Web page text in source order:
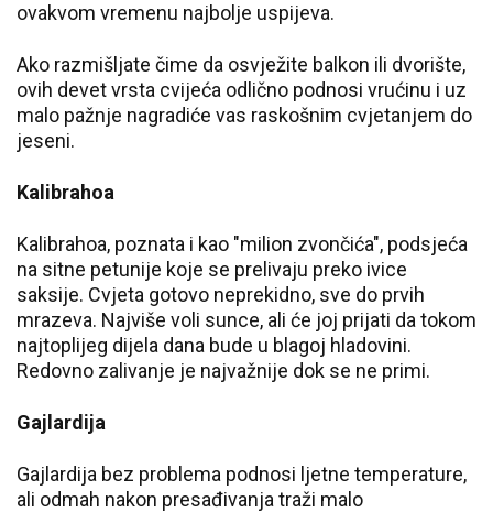
ovakvom vremenu najbolje uspijeva.
Ako razmišljate čime da osvježite balkon ili dvorište,
ovih devet vrsta cvijeća odlično podnosi vrućinu i uz
malo pažnje nagradiće vas raskošnim cvjetanjem do
jeseni.
Kalibrahoa
Kalibrahoa, poznata i kao "milion zvončića", podsjeća
na sitne petunije koje se prelivaju preko ivice
saksije. Cvjeta gotovo neprekidno, sve do prvih
mrazeva. Najviše voli sunce, ali će joj prijati da tokom
najtoplijeg dijela dana bude u blagoj hladovini.
Redovno zalivanje je najvažnije dok se ne primi.
Gajlardija
Gajlardija bez problema podnosi ljetne temperature,
ali odmah nakon presađivanja traži malo